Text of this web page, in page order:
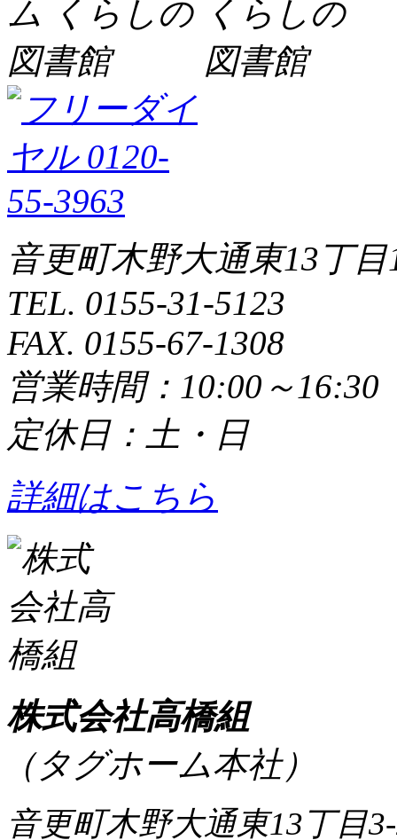
音更町木野大通東13丁目
TEL. 0155-31-5123
FAX. 0155-67-1308
営業時間：10:00～
定休日：土・日
詳細はこちら
株式会社高橋組
（タグホーム本社）
音更町木野大通東13丁目